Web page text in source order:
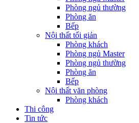
Phòng ngủ thường
Phòng ăn
Bếp
Nội thất tối giản
Phòng khách
Phòng ngủ Master
Phòng ngủ thường
Phòng ăn
Bếp
Nội thất văn phòng
Phòng khách
Thi công
Tin tức